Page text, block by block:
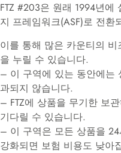
FTZ #203은 원래 1994년
지 프레임워크(ASF)로 전환
이를 통해 많은 카운티의
을 누릴 수 있습니다.
– 이 구역에 있는 동안에는
과되지 않습니다.
– FTZ에 상품을 무기한 보
기다릴 수 있습니다.
– 이 구역은 모든 상품을
강화되면 보험 비용도 낮아